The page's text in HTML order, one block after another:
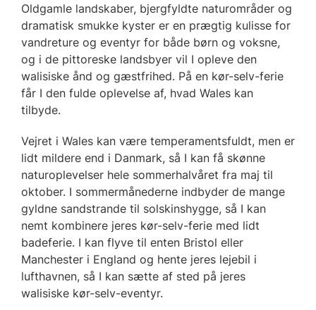
Oldgamle landskaber, bjergfyldte naturområder og
dramatisk smukke kyster er en prægtig kulisse for
vandreture og eventyr for både børn og voksne,
og i de pittoreske landsbyer vil I opleve den
walisiske ånd og gæstfrihed. På en kør-selv-ferie
får I den fulde oplevelse af, hvad Wales kan
tilbyde.
Vejret i Wales kan være temperamentsfuldt, men er
lidt mildere end i Danmark, så I kan få skønne
naturoplevelser hele sommerhalvåret fra maj til
oktober. I sommermånederne indbyder de mange
gyldne sandstrande til solskinshygge, så I kan
nemt kombinere jeres kør-selv-ferie med lidt
badeferie. I kan flyve til enten Bristol eller
Manchester i England og hente jeres lejebil i
lufthavnen, så I kan sætte af sted på jeres
walisiske kør-selv-eventyr.